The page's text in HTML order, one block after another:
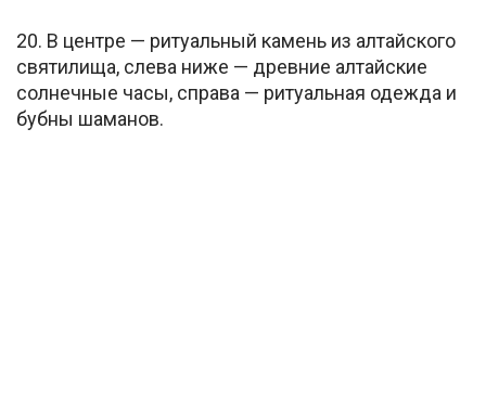
20. В центре — ритуальный камень из алтайского
святилища, слева ниже — древние алтайские
солнечные часы, справа — ритуальная одежда и
бубны шаманов.